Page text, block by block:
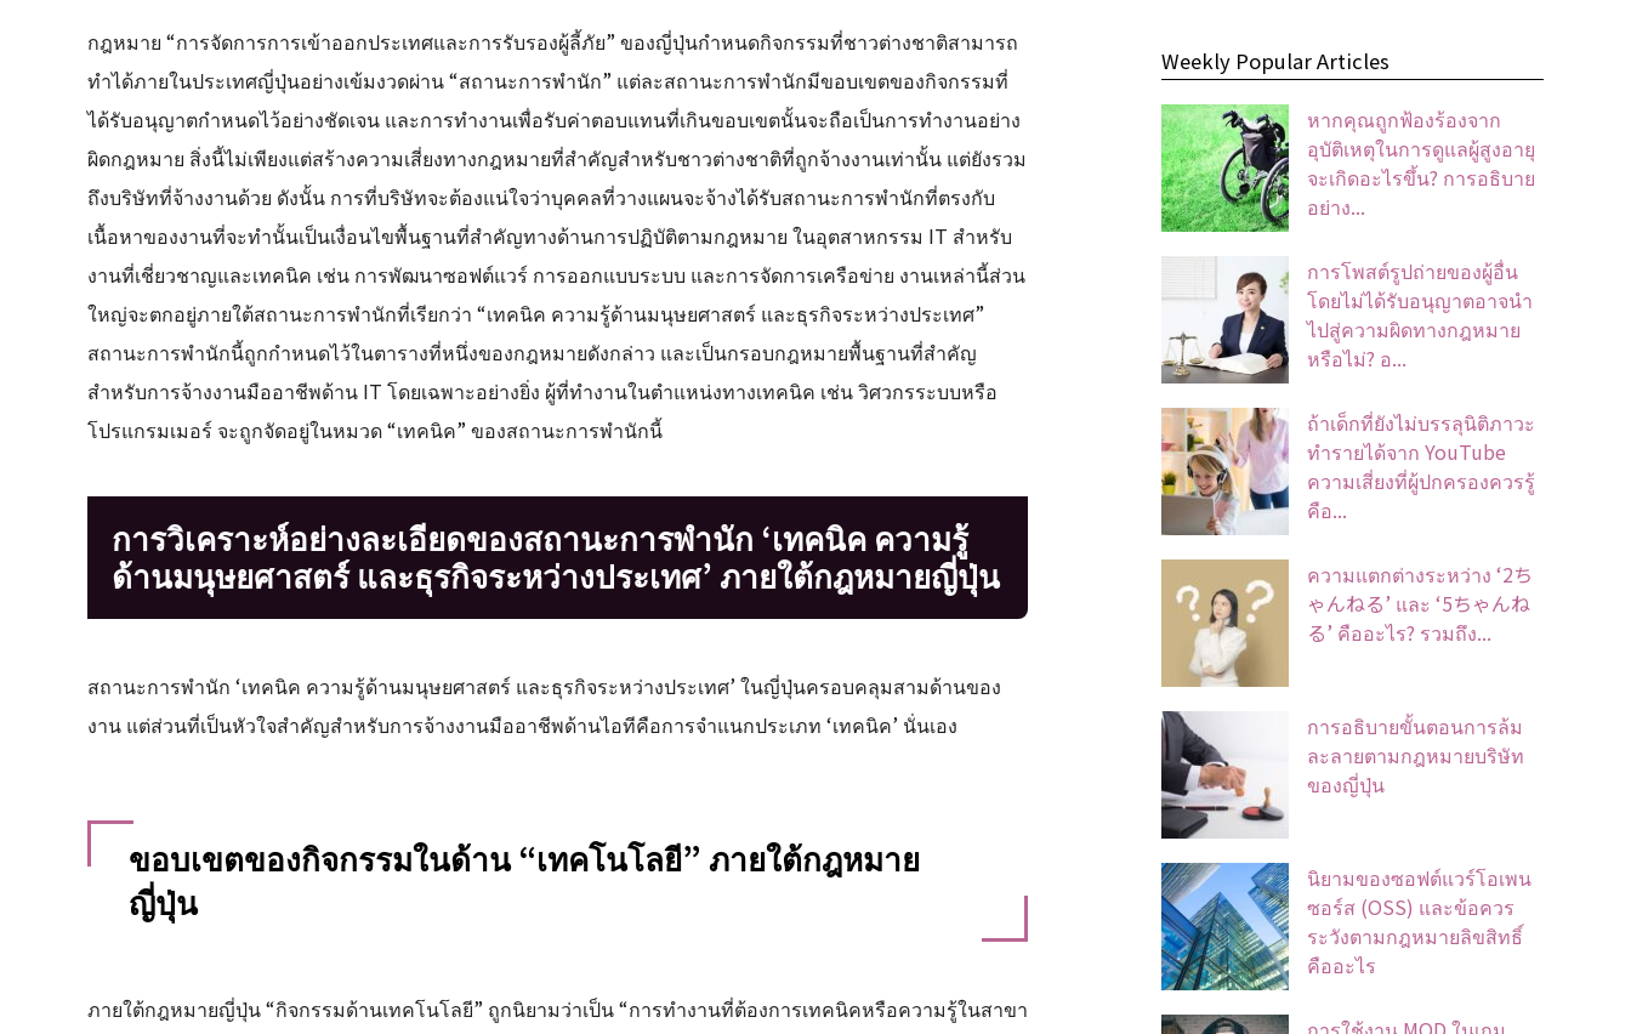
กฎหมาย “การจัดการการเข้าออกประเทศและการรับรองผู้ลี้ภัย” ของญี่ปุ่นกำหนดกิจกรรมที่ชาวต่างชาติสามารถ
ทำได้ภายในประเทศญี่ปุ่นอย่างเข้มงวดผ่าน “สถานะการพำนัก” แต่ละสถานะการพำนักมีขอบเขตของกิจกรรมที่
ได้รับอนุญาตกำหนดไว้อย่างชัดเจน และการทำงานเพื่อรับค่าตอบแทนที่เกินขอบเขตนั้นจะถือเป็นการทำงานอย่าง
ผิดกฎหมาย สิ่งนี้ไม่เพียงแต่สร้างความเสี่ยงทางกฎหมายที่สำคัญสำหรับชาวต่างชาติที่ถูกจ้างงานเท่านั้น แต่ยังรวม
ถึงบริษัทที่จ้างงานด้วย ดังนั้น การที่บริษัทจะต้องแน่ใจว่าบุคคลที่วางแผนจะจ้างได้รับสถานะการพำนักที่ตรงกับ
เนื้อหาของงานที่จะทำนั้นเป็นเงื่อนไขพื้นฐานที่สำคัญทางด้านการปฏิบัติตามกฎหมาย ในอุตสาหกรรม IT สำหรับ
งานที่เชี่ยวชาญและเทคนิค เช่น การพัฒนาซอฟต์แวร์ การออกแบบระบบ และการจัดการเครือข่าย งานเหล่านี้ส่วน
ใหญ่จะตกอยู่ภายใต้สถานะการพำนักที่เรียกว่า “เทคนิค ความรู้ด้านมนุษยศาสตร์ และธุรกิจระหว่างประเทศ”
สถานะการพำนักนี้ถูกกำหนดไว้ในตารางที่หนึ่งของกฎหมายดังกล่าว และเป็นกรอบกฎหมายพื้นฐานที่สำคัญ
สำหรับการจ้างงานมืออาชีพด้าน IT โดยเฉพาะอย่างยิ่ง ผู้ที่ทำงานในตำแหน่งทางเทคนิค เช่น วิศวกรระบบหรือ
โปรแกรมเมอร์ จะถูกจัดอยู่ในหมวด “เทคนิค” ของสถานะการพำนักนี้
การวิเคราะห์อย่างละเอียดของสถานะการพำนัก ‘เทคนิค ความรู้
ด้านมนุษยศาสตร์ และธุรกิจระหว่างประเทศ’ ภายใต้กฎหมายญี่ปุ่น
สถานะการพำนัก ‘เทคนิค ความรู้ด้านมนุษยศาสตร์ และธุรกิจระหว่างประเทศ’ ในญี่ปุ่นครอบคลุมสามด้านของ
งาน แต่ส่วนที่เป็นหัวใจสำคัญสำหรับการจ้างงานมืออาชีพด้านไอทีคือการจำแนกประเภท ‘เทคนิค’ นั่นเอง
ขอบเขตของกิจกรรมในด้าน “เทคโนโลยี” ภายใต้กฎหมาย
ญี่ปุ่น
ภายใต้กฎหมายญี่ปุ่น “กิจกรรมด้านเทคโนโลยี” ถูกนิยามว่าเป็น “การทำงานที่ต้องการเทคนิคหรือความรู้ในสาขา
Weekly Popular Articles
หากคุณถูกฟ้องร้องจาก
อุบัติเหตุในการดูแลผู้สูงอายุ
จะเกิดอะไรขึ้น? การอธิบาย
อย่าง...
การโพสต์รูปถ่ายของผู้อื่น
โดยไม่ได้รับอนุญาตอาจนํา
ไปสู่ความผิดทางกฎหมาย
หรือไม่? อ...
ถ้าเด็กที่ยังไม่บรรลุนิติภาวะ
ทำรายได้จาก YouTube
ความเสี่ยงที่ผู้ปกครองควรรู้
คือ...
ความแตกต่างระหว่าง ‘2ち
ゃんねる’ และ ‘5ちゃんね
る’ คืออะไร? รวมถึง...
การอธิบายขั้นตอนการล้ม
ละลายตามกฎหมายบริษัท
ของญี่ปุ่น
นิยามของซอฟต์แวร์โอเพน
ซอร์ส (OSS) และข้อควร
ระวังตามกฎหมายลิขสิทธิ์
คืออะไร